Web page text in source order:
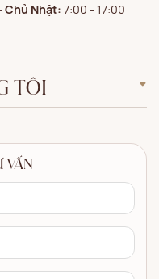
Chủ Nhật: 7:00 - 17:00
TÔI
VẤN